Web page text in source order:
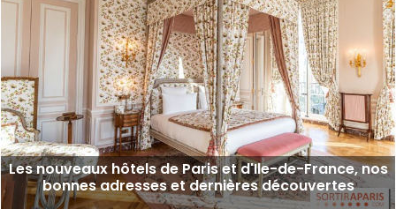
Les nouveaux hôtels de Paris et d'Ile-de-France, nos
bonnes adresses et dernières découvertes